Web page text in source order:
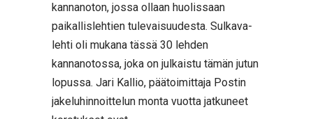
kannanoton, jossa ollaan huolissaan
paikallislehtien tulevaisuudesta. Sulkava-
lehti oli mukana tässä 30 lehden
kannanotossa, joka on julkaistu tämän jutun
lopussa. Jari Kallio, päätoimittaja Postin
jakeluhinnoittelun monta vuotta jatkuneet